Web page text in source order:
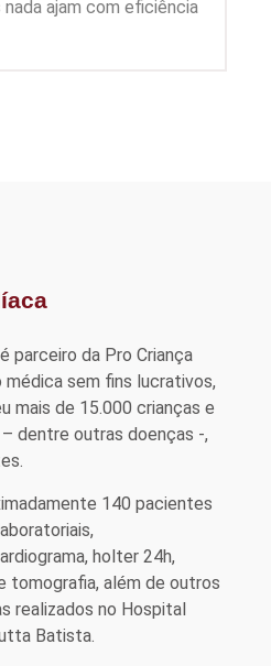
ajam com eficiência
parceiro da Pro Criança
médica sem fins lucrativos,
mais de 15.000 crianças e
dentre outras doenças -,
140 pacientes
holter 24h,
tomografia, além de outros
realizados no Hospital
Batista.